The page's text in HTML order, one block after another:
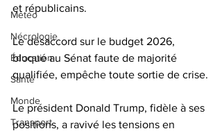
Météo
Nécrologie
Éducation
Santé
Monde
Transport
et républicains.
Le désaccord sur le budget 2026,
bloqué au Sénat faute de majorité
qualifiée, empêche toute sortie de crise.
Le président Donald Trump, fidèle à ses
positions, a ravivé les tensions en